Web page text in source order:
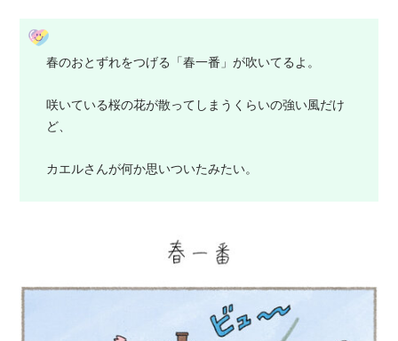
春のおとずれをつげる「春一番」が吹いてるよ。
咲いている桜の花が散ってしまうくらいの強い風だけ
ど、
カエルさんが何か思いついたみたい。